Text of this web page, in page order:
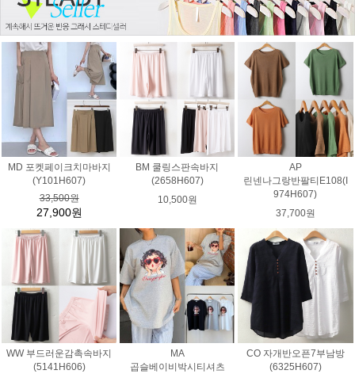
MD 포켓페이크치마바지
(Y101H607)
33,500원
27,900원
BM 쿨링스판속바지
(2658H607)
10,500원
AP
린넨나그랑반팔티E108(I
974H607)
37,700원
WW 부드러운감촉속바지
(5141H606)
MA
곱슬베이비박시티셔츠
CO 자개반오픈7부남방
(6325H607)